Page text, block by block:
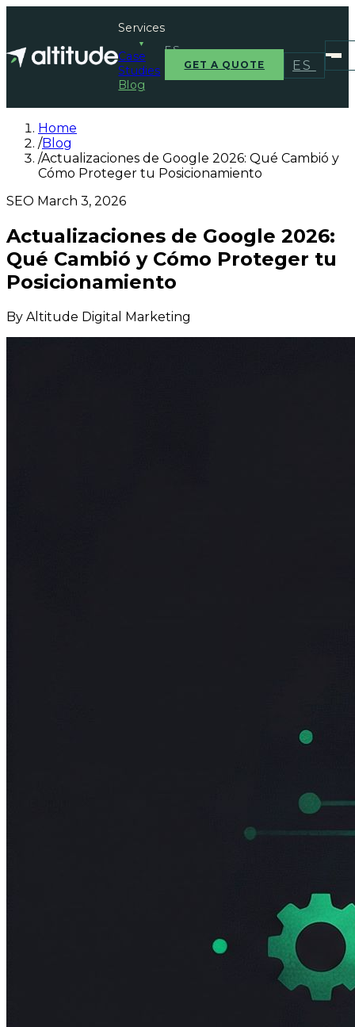
Services
▼
Case
Studies
Blog
ES
GET A QUOTE ES
Home
/Blog
/Actualizaciones de Google 2026: Qué Cambió y
Cómo Proteger tu Posicionamiento
SEO March 3, 2026
Actualizaciones de Google 2026:
Qué Cambió y Cómo Proteger tu
Posicionamiento
By Altitude Digital Marketing